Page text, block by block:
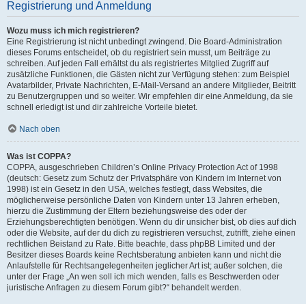
Registrierung und Anmeldung
Wozu muss ich mich registrieren?
Eine Registrierung ist nicht unbedingt zwingend. Die Board-Administration
dieses Forums entscheidet, ob du registriert sein musst, um Beiträge zu
schreiben. Auf jeden Fall erhältst du als registriertes Mitglied Zugriff auf
zusätzliche Funktionen, die Gästen nicht zur Verfügung stehen: zum Beispiel
Avatarbilder, Private Nachrichten, E-Mail-Versand an andere Mitglieder, Beitritt
zu Benutzergruppen und so weiter. Wir empfehlen dir eine Anmeldung, da sie
schnell erledigt ist und dir zahlreiche Vorteile bietet.
Nach oben
Was ist COPPA?
COPPA, ausgeschrieben Children’s Online Privacy Protection Act of 1998
(deutsch: Gesetz zum Schutz der Privatsphäre von Kindern im Internet von
1998) ist ein Gesetz in den USA, welches festlegt, dass Websites, die
möglicherweise persönliche Daten von Kindern unter 13 Jahren erheben,
hierzu die Zustimmung der Eltern beziehungsweise des oder der
Erziehungsberechtigten benötigen. Wenn du dir unsicher bist, ob dies auf dich
oder die Website, auf der du dich zu registrieren versuchst, zutrifft, ziehe einen
rechtlichen Beistand zu Rate. Bitte beachte, dass phpBB Limited und der
Besitzer dieses Boards keine Rechtsberatung anbieten kann und nicht die
Anlaufstelle für Rechtsangelegenheiten jeglicher Art ist; außer solchen, die
unter der Frage „An wen soll ich mich wenden, falls es Beschwerden oder
juristische Anfragen zu diesem Forum gibt?“ behandelt werden.